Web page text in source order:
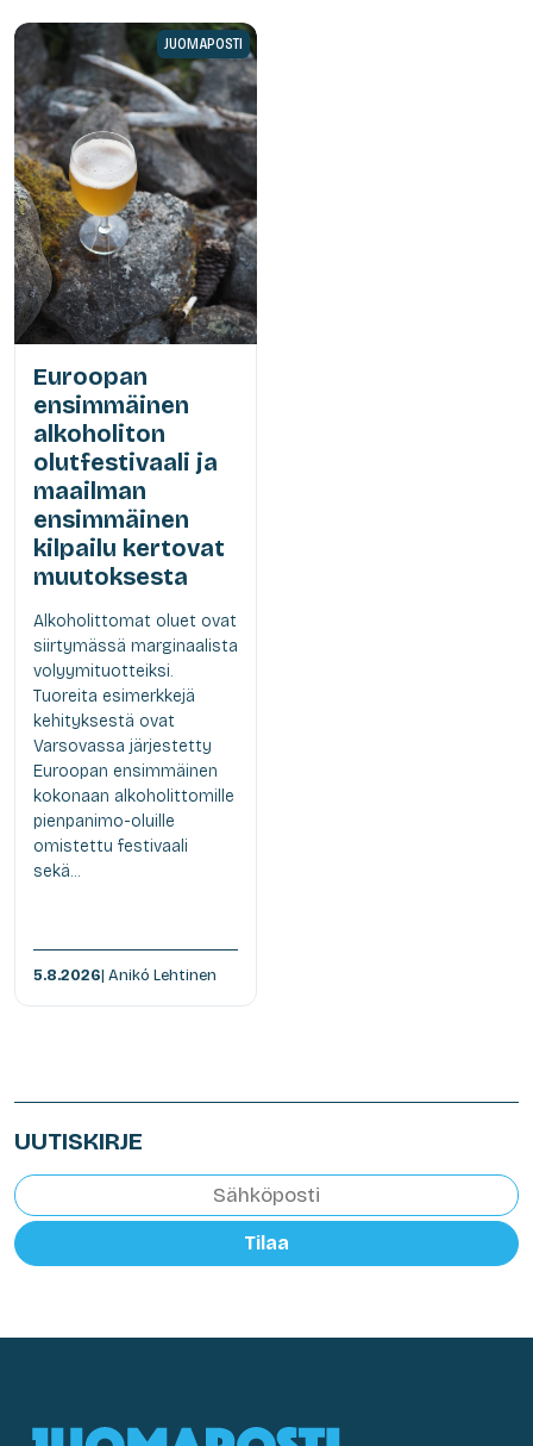
JUOMAPOSTI
Euroopan
ensimmäinen
alkoholiton
olutfestivaali ja
maailman
ensimmäinen
kilpailu kertovat
muutoksesta
Alkoholittomat oluet ovat
siirtymässä marginaalista
volyymituotteiksi.
Tuoreita esimerkkejä
kehityksestä ovat
Varsovassa järjestetty
Euroopan ensimmäinen
kokonaan alkoholittomille
pienpanimo-oluille
omistettu festivaali
sekä...
5.8.2026| Anikó Lehtinen
UUTISKIRJE
Tilaa